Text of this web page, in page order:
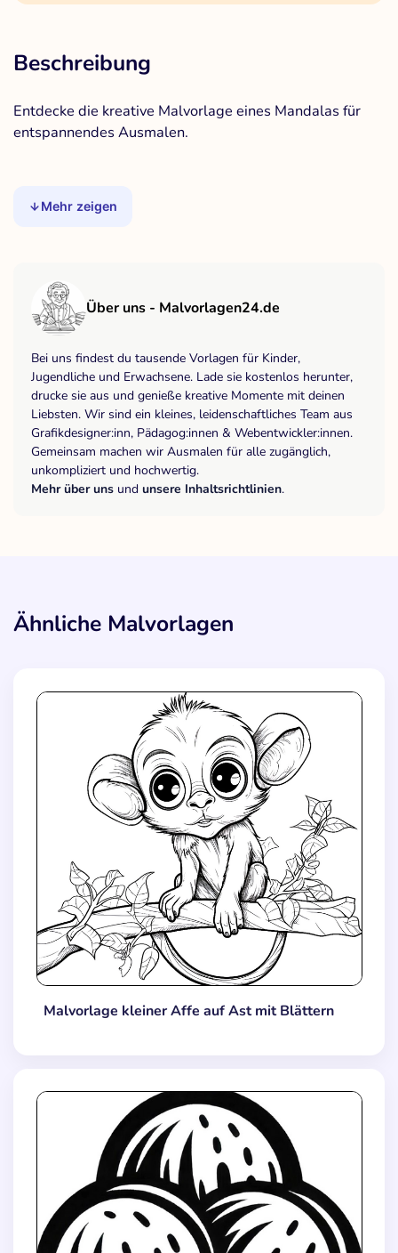
Beschreibung
Entdecke die kreative Malvorlage eines Mandalas für
entspannendes Ausmalen.
Mehr zeigen
Über uns - Malvorlagen24.de
Bei uns findest du tausende Vorlagen für Kinder,
Jugendliche und Erwachsene. Lade sie kostenlos herunter,
drucke sie aus und genieße kreative Momente mit deinen
Liebsten. Wir sind ein kleines, leidenschaftliches Team aus
Grafikdesigner:inn, Pädagog:innen & Webentwickler:innen.
Gemeinsam machen wir Ausmalen für alle zugänglich,
unkompliziert und hochwertig.
Mehr über uns und unsere Inhaltsrichtlinien.
Ähnliche Malvorlagen
Malvorlage kleiner Affe auf Ast mit Blättern